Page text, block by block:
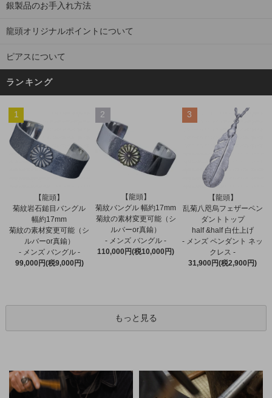
銀製品のお手入れ方法
龍頭オリジナルポイントについて
ピアスについて
ランキング
1
【龍頭】
菊紋岩石鎚目バングル
幅約17mm
菊紋の素材変更可能（シ
ルバーor真鍮）
- メンズ バングル -
99,000円(税9,000円)
2
【龍頭】
菊紋バングル 幅約17mm
菊紋の素材変更可能（シ
ルバーor真鍮）
- メンズ バングル -
110,000円(税10,000円)
3
【龍頭】
乱菊八咫烏フェザーペン
ダントトップ
half &half 白仕上げ
- メンズ ペンダント ネッ
クレス -
31,900円(税2,900円)
もっと見る